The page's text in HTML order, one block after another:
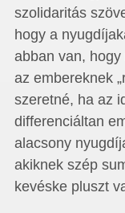
szolidaritás
hogy a
abban van,
az embereknek
szeretné, ha az
differenciáltan
alacsony
akiknek szép
kevéske pluszt